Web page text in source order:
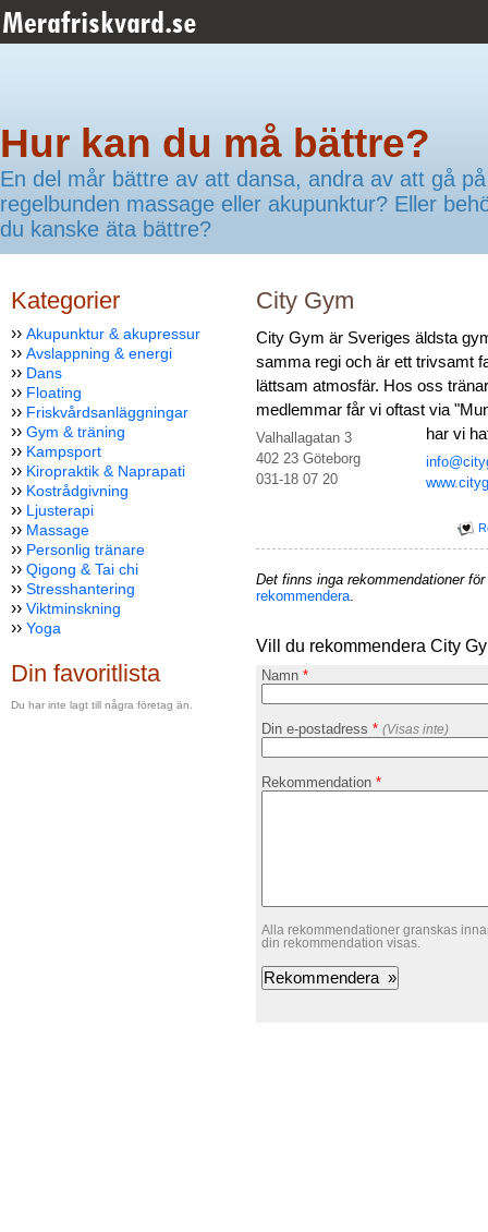
Hur kan du må bättre?
En del mår bättre av att dansa, andra av att gå på
regelbunden massage eller akupunktur? Eller
du kanske äta bättre?
Kategorier
›› Akupunktur & akupressur
›› Avslappning & energi
›› Dans
›› Floating
›› Friskvårdsanläggningar
›› Gym & träning
›› Kampsport
›› Kiropraktik & Naprapati
›› Kostrådgivning
›› Ljusterapi
›› Massage
›› Personlig tränare
›› Qigong & Tai chi
›› Stresshantering
›› Viktminskning
›› Yoga
Din favoritlista
Du har inte lagt till några företag än.
City Gym
City Gym är Sveriges äldsta
samma regi och är ett trivsamt
lättsam atmosfär. Hos oss
medlemmar får vi oftast via
har vi
Valhallagatan 3
402 23 Göteborg
031-18 07 20
Det finns inga rekommendationer
rekommendera.
Vill du rekommendera City
Namn *
Din e-postadress * (Visas inte)
Rekommendation *
Alla rekommendationer granskas
din rekommendation visas.